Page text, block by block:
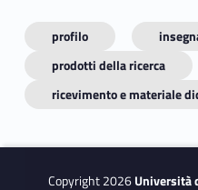
profilo
prodotti della ricerca
ricevimento e materiale
Copyright 2026Università